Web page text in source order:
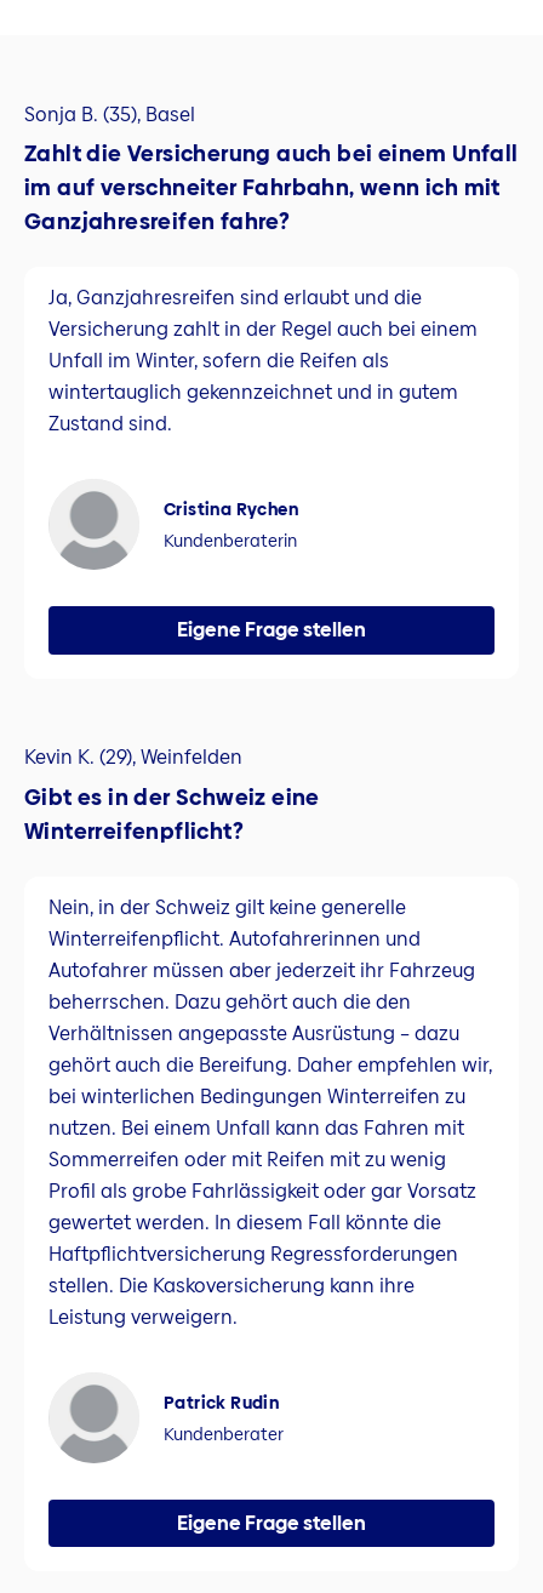
Sonja B. (35), Basel
Zahlt die Versicherung auch bei einem Unfall
im auf verschneiter Fahrbahn, wenn ich mit
Ganzjahresreifen fahre?
Ja, Ganzjahresreifen sind erlaubt und die
Versicherung zahlt in der Regel auch bei einem
Unfall im Winter, sofern die Reifen als
wintertauglich gekennzeichnet und in gutem
Zustand sind.
Cristina Rychen
Kundenberaterin
Eigene Frage stellen
Kevin K. (29), Weinfelden
Gibt es in der Schweiz eine
Winterreifenpflicht?
Nein, in der Schweiz gilt keine generelle
Winterreifenpflicht. Autofahrerinnen und
Autofahrer müssen aber jederzeit ihr Fahrzeug
beherrschen. Dazu gehört auch die den
Verhältnissen angepasste Ausrüstung – dazu
gehört auch die Bereifung. Daher empfehlen wir,
bei winterlichen Bedingungen Winterreifen zu
nutzen. Bei einem Unfall kann das Fahren mit
Sommerreifen oder mit Reifen mit zu wenig
Profil als grobe Fahrlässigkeit oder gar Vorsatz
gewertet werden. In diesem Fall könnte die
Haftpflichtversicherung Regressforderungen
stellen. Die Kaskoversicherung kann ihre
Leistung verweigern.
Patrick Rudin
Kundenberater
Eigene Frage stellen